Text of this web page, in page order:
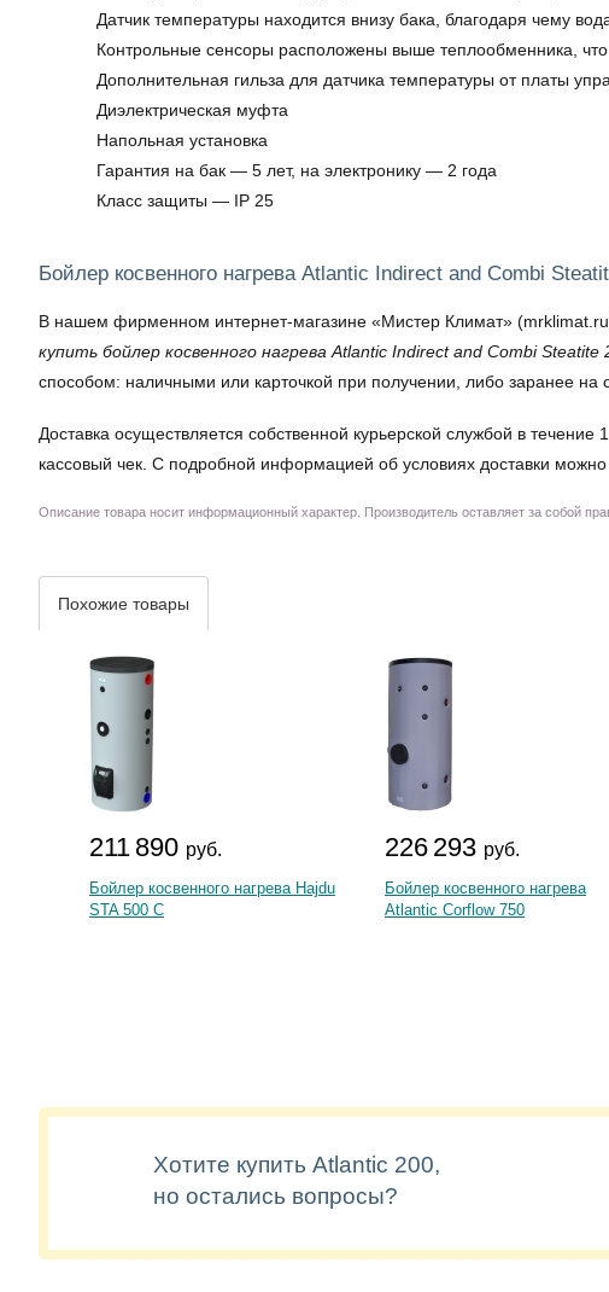
Датчик температуры находится внизу бака, благодаря чему
Контрольные сенсоры расположены выше теплообменника, что
Дополнительная гильза для датчика температуры от платы
Диэлектрическая муфта
Напольная установка
Гарантия на бак — 5 лет, на электронику — 2 года
Класс защиты — IP 25
Бойлер косвенного нагрева Atlantic Indirect and Combi
В нашем фирменном интернет-магазине «Мистер Климат»
купить бойлер косвенного нагрева Atlantic Indirect and Combi Steatite
способом: наличными или карточкой при получении, либо заранее на
Доставка осуществляется собственной курьерской службой в
кассовый чек. С подробной информацией об условиях доставки можно
Описание товара носит информационный характер. Производитель оставляет за собой
Похожие товары
211 890 руб.
Бойлер косвенного нагрева Hajdu
STA 500 C
226 293 руб.
Бойлер косвенного нагрева
Atlantic Corflow 750
Хотите купить Atlantic 200,
но остались вопросы?